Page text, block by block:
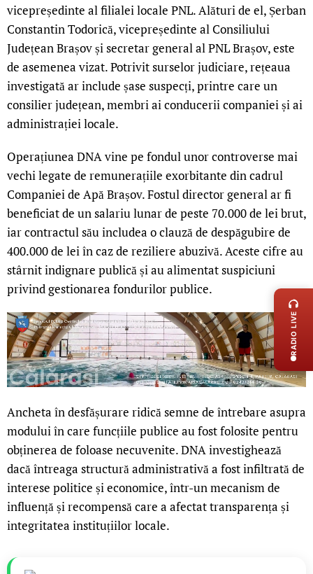
vicepreședinte al filialei locale PNL. Alături de el, Șerban
Constantin Todorică, vicepreședinte al Consiliului
Județean Brașov și secretar general al PNL Brașov, este
de asemenea vizat. Potrivit surselor judiciare, rețeaua
investigată ar include șase suspecți, printre care un
consilier județean, membri ai conducerii companiei și ai
administrației locale.
Operațiunea DNA vine pe fondul unor controverse mai
vechi legate de remunerațiile exorbitante din cadrul
Companiei de Apă Brașov. Fostul director general ar fi
beneficiat de un salariu lunar de peste 70.000 de lei brut,
iar contractul său includea o clauză de despăgubire de
400.000 de lei în caz de reziliere abuzivă. Aceste cifre au
stârnit indignare publică și au alimentat suspiciuni
privind gestionarea fondurilor publice.
Ancheta în desfășurare ridică semne de întrebare asupra
modului în care funcțiile publice au fost folosite pentru
obținerea de foloase necuvenite. DNA investighează
dacă întreaga structură administrativă a fost infiltrată de
interese politice și economice, într-un mecanism de
influență și recompensă care a afectat transparența și
integritatea instituțiilor locale.
RADIO LIVE